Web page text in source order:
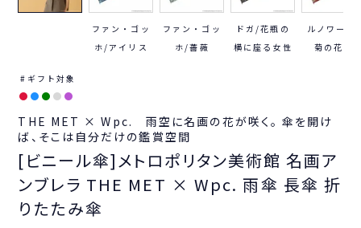
ファン・ゴッ
ホ/アイリス
ファン・ゴッ
ホ/薔薇
ドガ/花瓶の
横に座る女性
ルノワール/
菊の花束
ギフト対象
THE MET × Wpc. 雨空に名画の花が咲く。 傘を開け
ば、そこは自分だけの鑑賞空間
[ビニール傘]メトロポリタン美術館 名画ア
ンブレラ THE MET × Wpc. 雨傘 長傘 折
りたたみ傘